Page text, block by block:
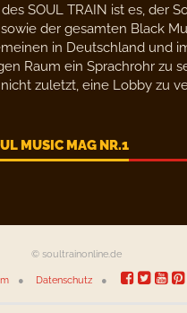
SOUL TRAIN ist es, der
der gesamten Black
in Deutschland und
Raum ein Sprachrohr zu
zuletzt, eine Lobby zu
MUSIC MAG NR.1
© soultrainonline.de
Datenschutz